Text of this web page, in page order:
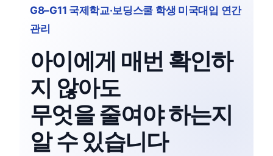
G8–G11 국제학교·보딩스쿨 학생 미국대입 연간
관리
아이에게 매번 확인하
지 않아도
무엇을 줄여야 하는지
알 수 있습니다